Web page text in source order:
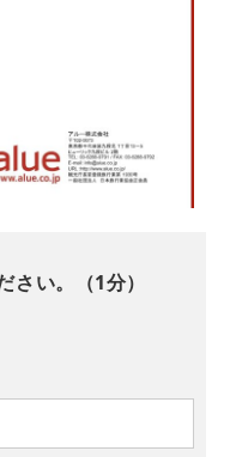
さい。（1分）